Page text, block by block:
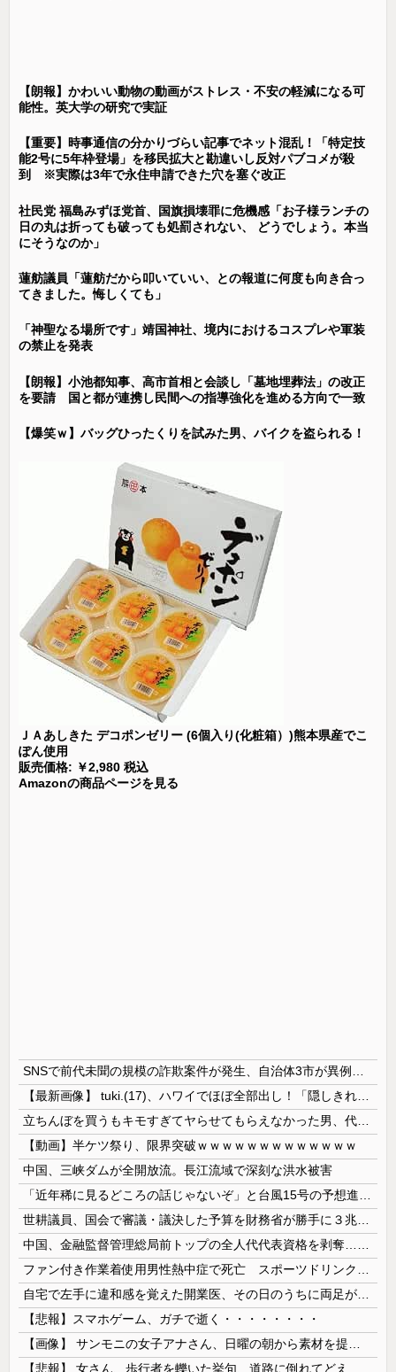
【朗報】かわいい動物の動画がストレス・不安の軽減になる可
能性。英大学の研究で実証
【重要】時事通信の分かりづらい記事でネット混乱！「特定技
能2号に5年枠登場」を移民拡大と勘違いし反対パブコメが殺
到 ※実際は3年で永住申請できた穴を塞ぐ改正
社民党 福島みずほ党首、国旗損壊罪に危機感「お子様ランチの
日の丸は折っても破っても処罰されない、 どうでしょう。本当
にそうなのか」
蓮舫議員「蓮舫だから叩いていい、との報道に何度も向き合っ
てきました。悔しくても」
「神聖なる場所です」靖国神社、境内におけるコスプレや軍装
の禁止を発表
【朗報】小池都知事、高市首相と会談し「墓地埋葬法」の改正
を要請 国と都が連携し民間への指導強化を進める方向で一致
【爆笑ｗ】バッグひったくりを試みた男、バイクを盗られる！
ＪＡあしきた デコポンゼリー (6個入り(化粧箱）)熊本県産でこ
ぽん使用
販売価格: ￥2,980 税込
Amazonの商品ページを見る
【動画】半ケツ祭り、限界突破ｗｗｗｗｗｗｗｗｗｗｗｗｗ
中国、三峡ダムが全開放流。長江流域で深刻な洪水被害
【悲報】スマホゲーム、ガチで逝く・・・・・・・・